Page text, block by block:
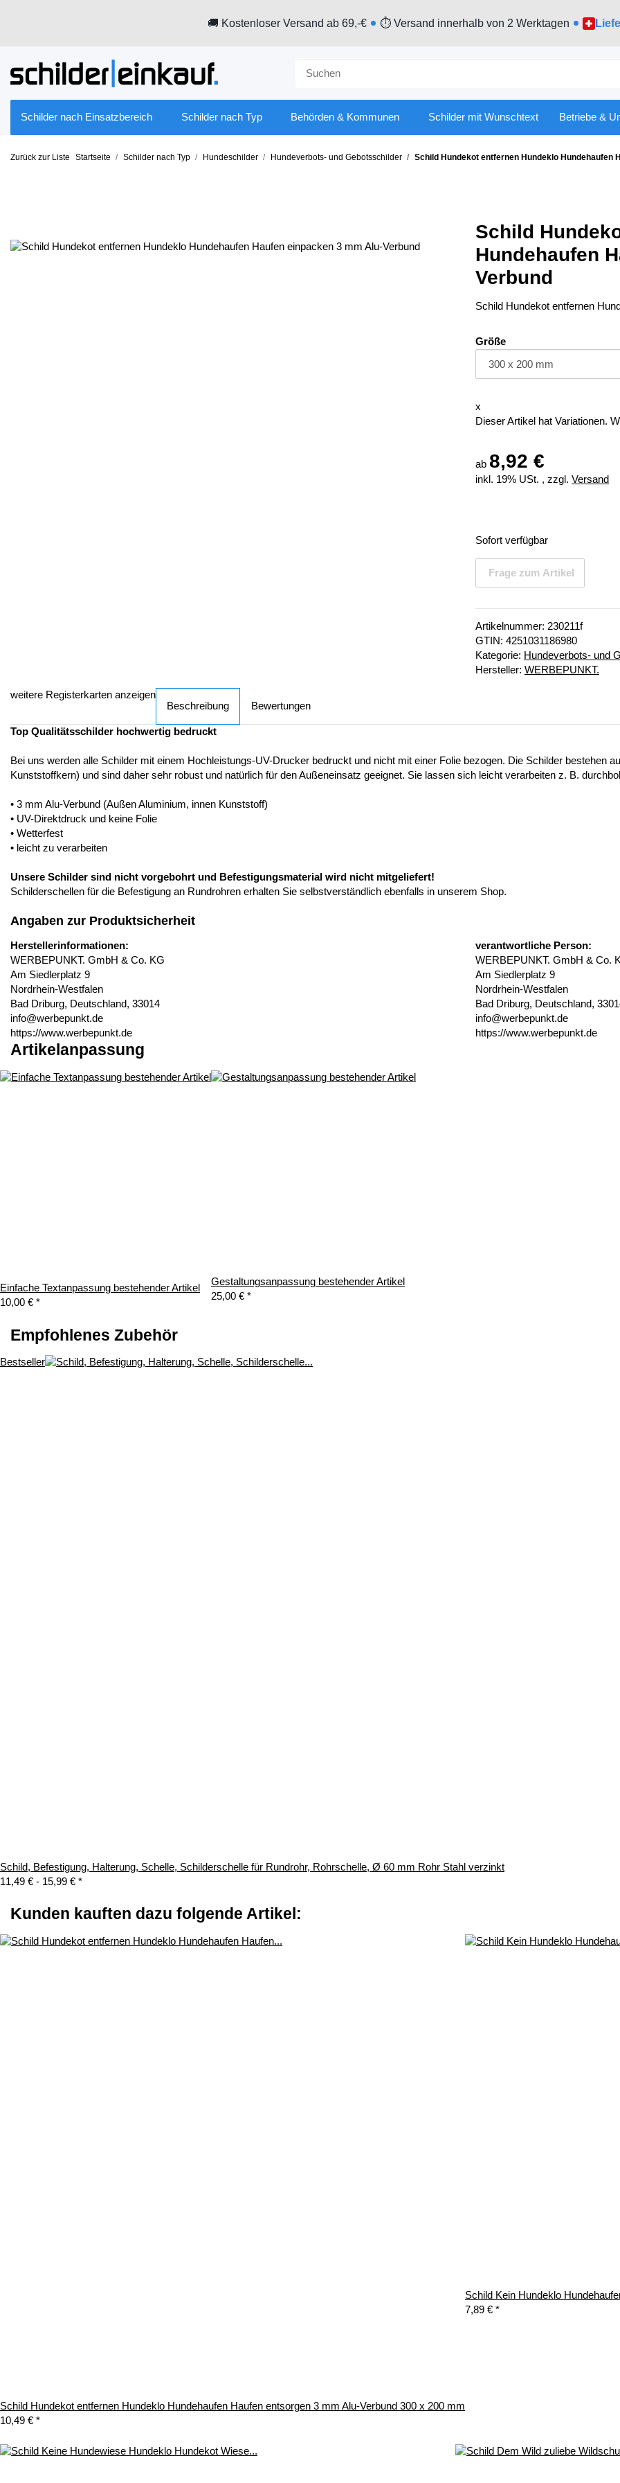
🚚 Kostenloser Versand ab 69,-€ ⏱ Versand innerhalb von 2 Werktagen
Schilder nach Einsatzbereich Schilder nach Typ Behörden & Kommunen Schilder mit Wunschtext Betriebe &
Zurück zur Liste Startseite Schilder nach Typ Hundeschilder Hundeverbots- und Gebotsschilder Schild Hundekot entfernen Hundeklo Hundehaufen
Schild
Hundehaufen
Verbund
Schild Hundekot entfernen
Größe
x
Dieser Artikel hat Variationen.
ab 8,92 €
inkl. 19% USt. , zzgl. Versand
Sofort verfügbar
Frage zum Artikel
Artikelnummer: 230211f
GTIN: 4251031186980
Kategorie: Hundeverbots- und
Hersteller: WERBEPUNKT.
weitere Registerkarten anzeigen
Beschreibung
Bewertungen
Top Qualitätsschilder hochwertig bedruckt
Bei uns werden alle Schilder mit einem Hochleistungs-UV-Drucker bedruckt und nicht mit einer Folie bezogen. Die Schilder bestehen
Kunststoffkern) und sind daher sehr robust und natürlich für den Außeneinsatz geeignet. Sie lassen sich leicht verarbeiten z. B.
• 3 mm Alu-Verbund (Außen Aluminium, innen Kunststoff)
• UV-Direktdruck und keine Folie
• Wetterfest
• leicht zu verarbeiten
Unsere Schilder sind nicht vorgebohrt und Befestigungsmaterial wird nicht mitgeliefert!
Schilderschellen für die Befestigung an Rundrohren erhalten Sie selbstverständlich ebenfalls in unserem Shop.
Angaben zur Produktsicherheit
Herstellerinformationen:
WERBEPUNKT. GmbH & Co. KG
Am Siedlerplatz 9
Nordrhein-Westfalen
Bad Driburg, Deutschland, 33014
info@werbepunkt.de
https://www.werbepunkt.de
verantwortliche Person:
WERBEPUNKT. GmbH & Co.
Am Siedlerplatz 9
Nordrhein-Westfalen
Bad Driburg, Deutschland,
info@werbepunkt.de
https://www.werbepunkt.de
Artikelanpassung
Einfache Textanpassung bestehender Artikel
10,00 € *
Gestaltungsanpassung bestehender Artikel
25,00 € *
Empfohlenes Zubehör
Bestseller
Schild, Befestigung, Halterung, Schelle, Schilderschelle für Rundrohr, Rohrschelle, Ø 60 mm Rohr Stahl verzinkt
11,49 € - 15,99 € *
Kunden kauften dazu folgende Artikel:
Schild Hundekot entfernen Hundeklo Hundehaufen Haufen entsorgen 3 mm Alu-Verbund 300 x 200 mm
10,49 € *
Schild Kein Hundeklo
7,89 € *